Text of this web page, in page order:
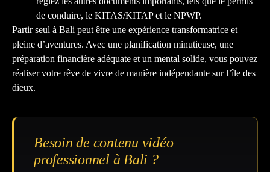
de conduire, le KITAS/KITAP et le NPWP.
Partir seul à Bali peut être une expérience transformatrice et
pleine d’aventures. Avec une planification minutieuse, une
préparation financière adéquate et un mental solide, vous pouvez
réaliser votre rêve de vivre de manière indépendante sur l’île des
dieux.
Besoin de contenu vidéo
professionnel à Bali ?